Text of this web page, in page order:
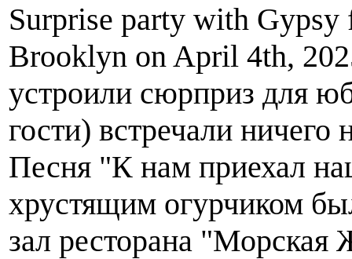
Surprise party with
Brooklyn on April 4th,
устроили сюрприз для
гости) встречали
Песня "К нам приехал
хрустящим огурчиком
зал ресторана